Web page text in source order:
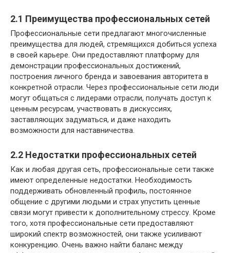
2.1 Преимущества профессиональных сетей
Профессиональные сети предлагают многочисленные
преимущества для людей, стремящихся добиться успеха
в своей карьере. Они предоставляют платформу для
демонстрации профессиональных достижений,
построения личного бренда и завоевания авторитета в
конкретной отрасли. Через профессиональные сети люди
могут общаться с лидерами отрасли, получать доступ к
ценным ресурсам, участвовать в дискуссиях,
заставляющих задуматься, и даже находить
возможности для наставничества.
2.2 Недостатки профессиональных сетей
Как и любая другая сеть, профессиональные сети также
имеют определенные недостатки. Необходимость
поддерживать обновленный профиль, постоянное
общение с другими людьми и страх упустить ценные
связи могут привести к дополнительному стрессу. Кроме
того, хотя профессиональные сети предоставляют
широкий спектр возможностей, они также усиливают
конкуренцию. Очень важно найти баланс между